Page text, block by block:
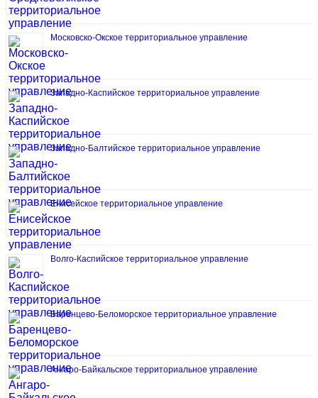
Московско-Окское территориальное управление
Западно-Каспийское территориальное управление
Западно-Балтийское территориальное управление
Енисейское территориальное управление
Волго-Каспийское территориальное управление
Баренцево-Беломорское территориальное управление
Ангаро-Байкальское территориальное управление